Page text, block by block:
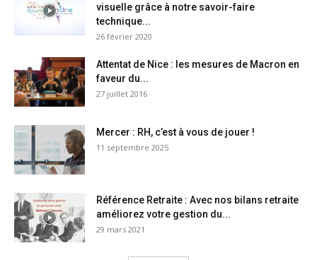
visuelle grâce à notre savoir-faire
technique...
26 février 2020
Attentat de Nice : les mesures de Macron en
faveur du...
27 juillet 2016
Mercer : RH, c’est à vous de jouer !
11 septembre 2025
Référence Retraite : Avec nos bilans retraite
améliorez votre gestion du...
29 mars 2021